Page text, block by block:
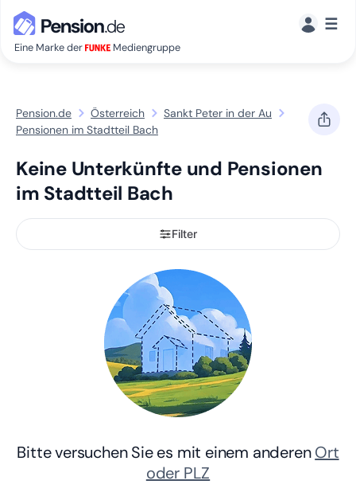
Eine Marke der Mediengruppe
☰
Pension.de Österreich
Sankt Peter in der Au
Pensionen im Stadtteil Bach
Keine Unterkünfte und Pensionen
im Stadtteil Bach
Filter
Bitte versuchen Sie es mit einem anderenOrt
oder PLZ